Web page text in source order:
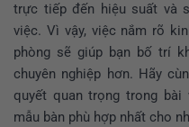
trực tiếp đến hiệu suất và
việc. Vì vậy, việc nắm rõ
phòng sẽ giúp bạn bố trí
chuyên nghiệp hơn. Hãy
quyết quan trọng trong
mẫu bàn phù hợp nhất cho